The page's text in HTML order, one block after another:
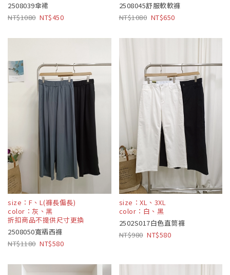
2508039傘裙
1080
450
2508045舒服軟軟褲
1080
650
size：F、L(褲長偏長)
color：灰、黑
折扣商品不提供尺寸更換
2508050寬褶西褲
1180
580
size：XL、3XL
color：白、黑
2502S017白色直筒褲
980
580